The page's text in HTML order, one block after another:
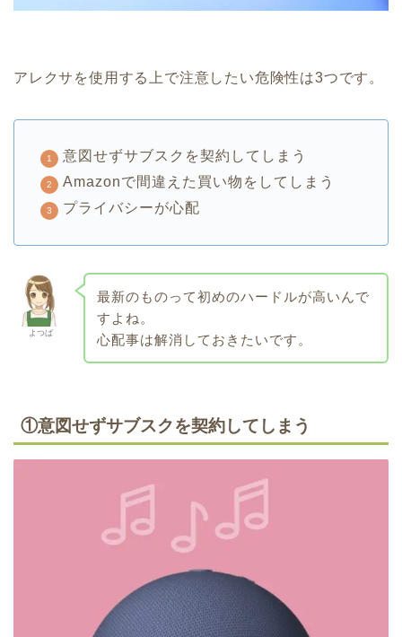
アレクサを使用する上で注意したい危険性は3つです。
意図せずサブスクを契約してしまう
Amazonで間違えた買い物をしてしまう
プライバシーが心配
よつば
最新のものって初めのハードルが高いんで
すよね。
心配事は解消しておきたいです。
①意図せずサブスクを契約してしまう